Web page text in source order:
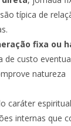
típica de
fixa ou
de custo
natureza
caráter
internas que